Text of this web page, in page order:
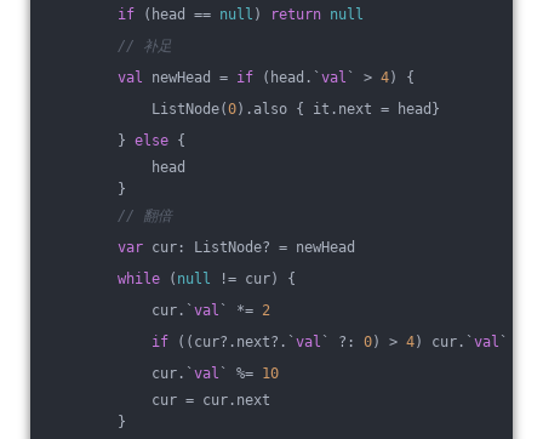
if (head == null ) return null
// 补足
val newHead = if (head.` val ` > 4) {
ListNode(0).also { it.next = head}
} else {
head
}
// 翻倍
var cur: ListNode? = newHead
while ( null != cur) {
cur.` val ` *= 2
if ((cur?.next?.` val ` ?: 0) > 4) cur.` val ` +=
cur.` val ` %= 10
cur = cur.next
}